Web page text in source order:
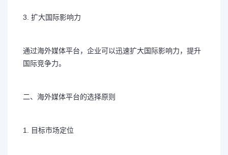
3. 扩大国际影响力
通过海外媒体平台，企业可以迅速扩大国际影响力，提升
国际竞争力。
二、海外媒体平台的选择原则
1. 目标市场定位